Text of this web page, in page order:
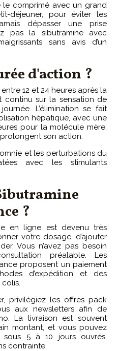
comprimé avec un grand
déjeuner, pour éviter les
dépasser une prise
pas la sibutramine avec
sans avis d’un
d'action ?
12 et 24 heures après la
continu sur la sensation de
L’élimination se fait
hépatique, avec une
pour la molécule mère,
son action.
et les perturbations du
avec les stimulants
?
en ligne est devenu très
votre dosage, d’ajouter
Vous n’avez pas besoin
préalable. Les
proposent un paiement
d’expédition et des
privilégiez les offres pack
aux newsletters afin de
La livraison est souvent
montant, et vous pouvez
sous 5 à 10 jours ouvrés,
contrainte.